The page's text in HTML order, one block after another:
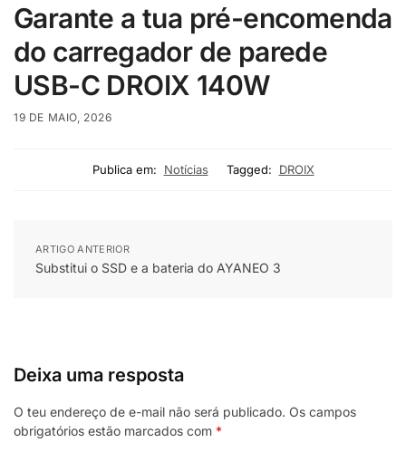
Garante a tua pré-encomenda
do carregador de parede
USB-C DROIX 140W
19 DE MAIO, 2026
Publica em: Notícias Tagged: DROIX
ARTIGO ANTERIOR
Substitui o SSD e a bateria do AYANEO 3
Deixa uma resposta
O teu endereço de e-mail não será publicado. Os campos
obrigatórios estão marcados com *